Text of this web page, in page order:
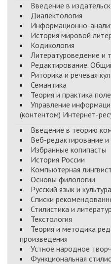
Введение в
Диалектология
Информационно-
История мировой
Кодикология
Литературоведение и
Редактирование.
Риторика и речевая
Семантика
Теория и практика
Управление
(контентом) Интернет-
Введение в теорию
Веб-редактирование и
Избранные копипасты
История России
Компьютерная
Основы филологии
Русский язык и
Списки
Стилистика и
Текстология
Теория и методика
произведения
Устное народное
Функциональная